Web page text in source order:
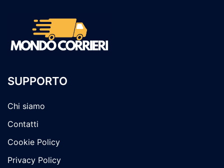
SUPPORTO
Chi siamo
Contatti
Cookie Policy
Privacy Policy